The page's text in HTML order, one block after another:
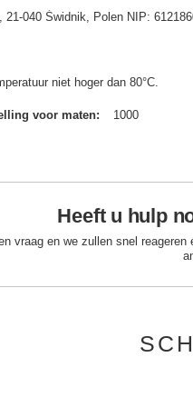
040 Świdnik, Polen NIP:
niet hoger dan 80°C.
voor maten 1000
Heeft u hulp
vraag en we zullen snel